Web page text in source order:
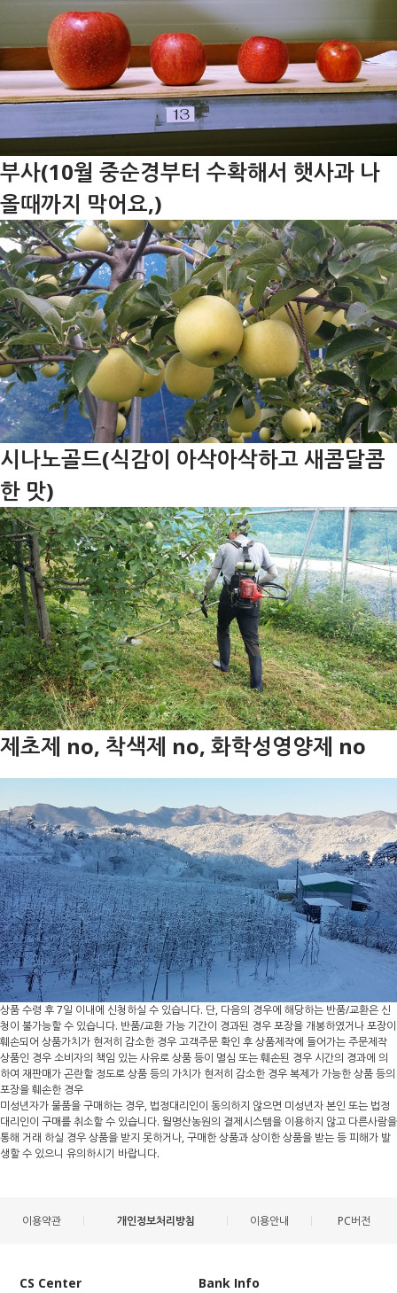
부사(10월 중순경부터 수확해서 햇사과 나
올때까지 막어요,)
시나노골드(식감이 아삭아삭하고 새콤달콤
한 맛)
제초제 no, 착색제 no, 화학성영양제 no
상품 수령 후 7일 이내에 신청하실 수 있습니다. 단, 다음의 경우에 해당하는 반품/교환은 신
청이 불가능할 수 있습니다. 반품/교환 가능 기간이 경과된 경우 포장을 개봉하였거나 포장이
훼손되어 상품가치가 현저히 감소한 경우 고객주문 확인 후 상품제작에 들어가는 주문제작
상품인 경우 소비자의 책임 있는 사유로 상품 등이 멸심 또는 훼손된 경우 시간의 경과에 의
하여 재판매가 곤란할 정도로 상품 등의 가치가 현저히 감소한 경우 복제가 가능한 상품 등의
포장을 훼손한 경우
미성년자가 물품을 구매하는 경우, 법정대리인이 동의하지 않으면 미성년자 본인 또는 법정
대리인이 구매를 취소할 수 있습니다. 월명산농원의 결제시스템을 이용하지 않고 다른사람을
통해 거래 하실 경우 상품을 받지 못하거나, 구매한 상품과 상이한 상품을 받는 등 피해가 발
생할 수 있으니 유의하시기 바랍니다.
이용약관 개인정보처리방침 이용안내 PC버전
CS Center Bank Info